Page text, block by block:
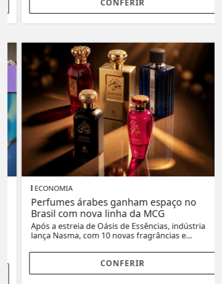
CONFERIR
ECONOMIA
Perfumes árabes ganham espaço no
Brasil com nova linha da MCG
Após a estreia de Oásis de Essências, indústria
lança Nasma, com 10 novas fragrâncias e...
CONFERIR